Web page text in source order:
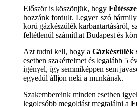
Először is köszönjük, hogy
hozzánk fordult. Legyen szó
korú gázkészülék karbantartásáról,
feltétlenül számíthat Budapest és
Azt tudni kell, hogy a Gázkészülék
esetben szakértelmet és legalább 5
igényel, így semmiképpen sem
egyedül álljon neki a munkának.
Szakembereink minden esetben
legolcsóbb megoldást megtalálni a